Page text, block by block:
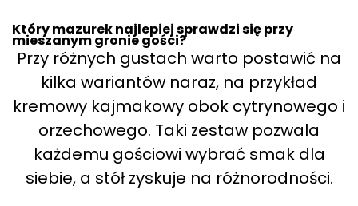
Który mazurek najlepiej sprawdzi się przy
mieszanym gronie gości?
Przy różnych gustach warto postawić na
kilka wariantów naraz, na przykład
kremowy kajmakowy obok cytrynowego i
orzechowego. Taki zestaw pozwala
każdemu gościowi wybrać smak dla
siebie, a stół zyskuje na różnorodności.